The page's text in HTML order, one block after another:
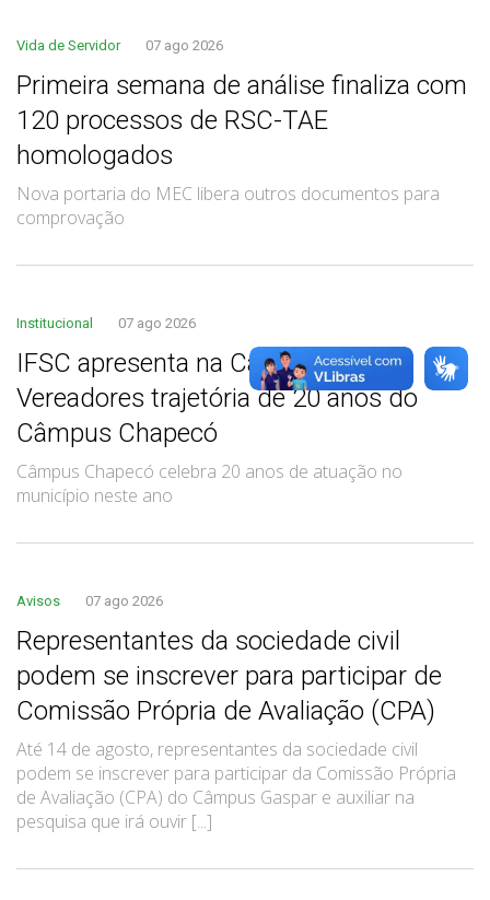
Vida de Servidor 07 ago 2026
Primeira semana de análise finaliza com
120 processos de RSC-TAE
homologados
Nova portaria do MEC libera outros documentos para
comprovação
Institucional 07 ago 2026
IFSC apresenta na Câmara de
Vereadores trajetória de 20 anos do
Câmpus Chapecó
Câmpus Chapecó celebra 20 anos de atuação no
município neste ano
Avisos 07 ago 2026
Representantes da sociedade civil
podem se inscrever para participar de
Comissão Própria de Avaliação (CPA)
Até 14 de agosto, representantes da sociedade civil
podem se inscrever para participar da Comissão Própria
de Avaliação (CPA) do Câmpus Gaspar e auxiliar na
pesquisa que irá ouvir [...]